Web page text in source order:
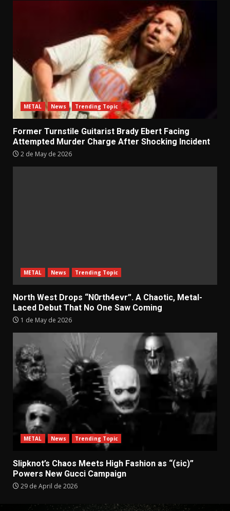
METAL News Trending Topic
Former Turnstile Guitarist Brady Ebert Facing
Attempted Murder Charge After Shocking Incident
2 de May de 2026
METAL News Trending Topic
North West Drops “N0rth4evr”. A Chaotic, Metal-
Laced Debut That No One Saw Coming
1 de May de 2026
METAL News Trending Topic
Slipknot’s Chaos Meets High Fashion as “(sic)”
Powers New Gucci Campaign
29 de April de 2026